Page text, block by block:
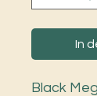
In
Black